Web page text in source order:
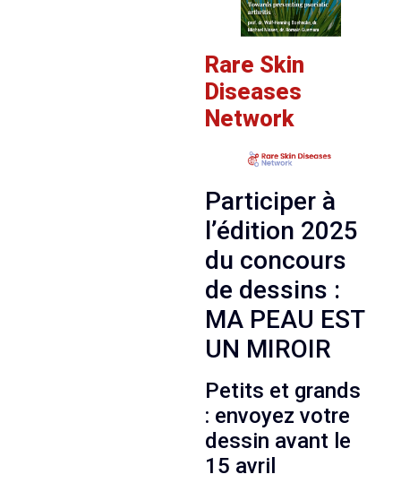
Rare Skin
Diseases
Network
Participer à
l’édition 2025
du concours
de dessins :
MA PEAU EST
UN MIROIR
Petits et grands
: envoyez votre
dessin avant le
15 avril